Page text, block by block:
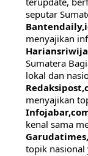
seputar
menyajikan
Sumatera
lokal dan
menyajikan
kenal sama
topik nasional